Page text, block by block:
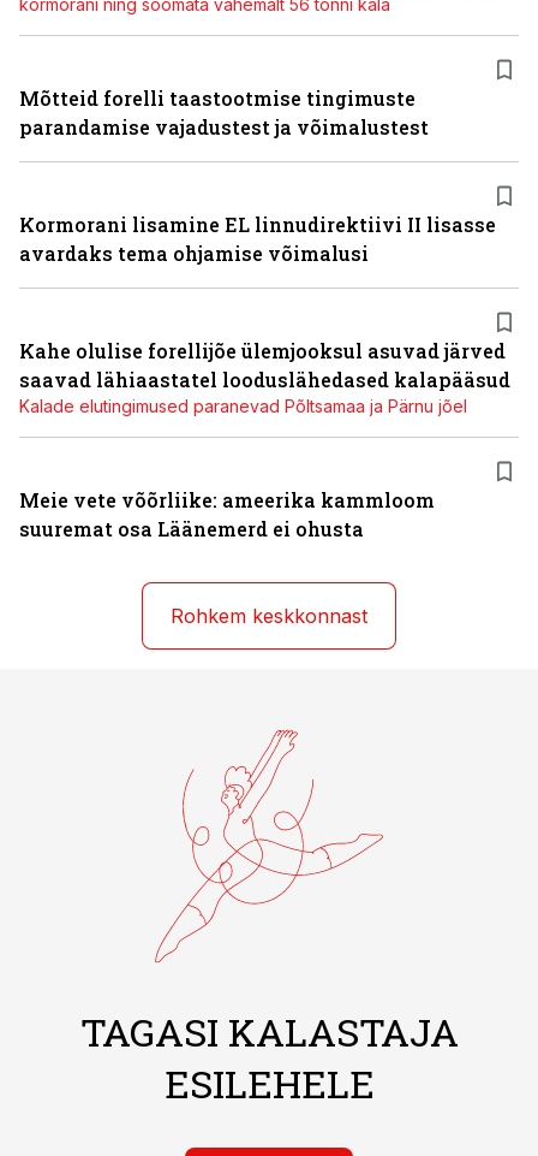
kormorani ning söömata vähemalt 56 tonni kala
Mõtteid forelli taastootmise tingimuste
parandamise vajadustest ja võimalustest
Kormorani lisamine EL linnudirektiivi II lisasse
avardaks tema ohjamise võimalusi
Kahe olulise forellijõe ülemjooksul asuvad järved
saavad lähiaastatel looduslähedased kalapääsud
Kalade elutingimused paranevad Põltsamaa ja Pärnu jõel
Meie vete võõrliike: ameerika kammloom
suuremat osa Läänemerd ei ohusta
Rohkem keskkonnast
TAGASI KALASTAJA
ESILEHELE